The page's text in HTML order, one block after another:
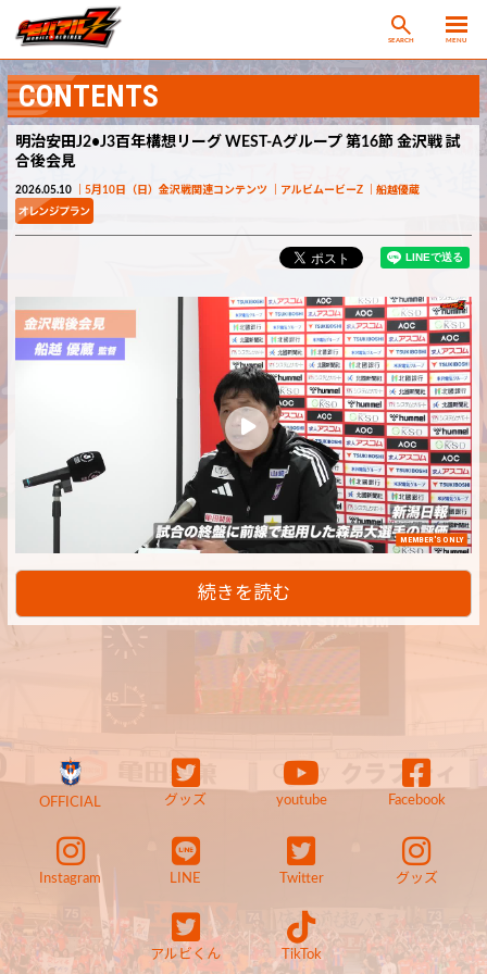
SEARCH MENU
CONTENTS
明治安田J2•J3百年構想リーグ WEST-Aグループ 第16節 金沢戦 試
合後会見
2026.05.10 5月10日（日）金沢戦関連コンテンツ アルビムービーZ 船越優蔵
MEMBER'S ONLY
続きを読む
OFFICIAL グッズ youtube Facebook
Instagram LINE Twitter グッズ
アルビくん TikTok